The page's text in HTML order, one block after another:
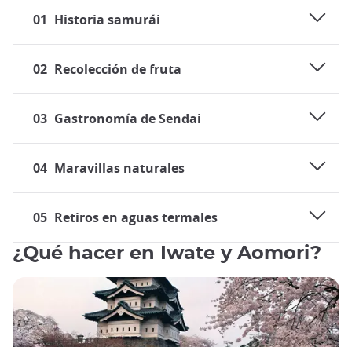
01 Historia samurái
02 Recolección de fruta
03 Gastronomía de Sendai
04 Maravillas naturales
05 Retiros en aguas termales
¿Qué hacer en Iwate y Aomori?